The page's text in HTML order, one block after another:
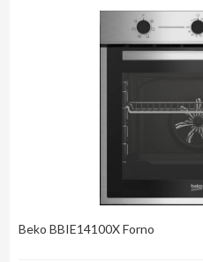
Beko BBIE14100X Forno